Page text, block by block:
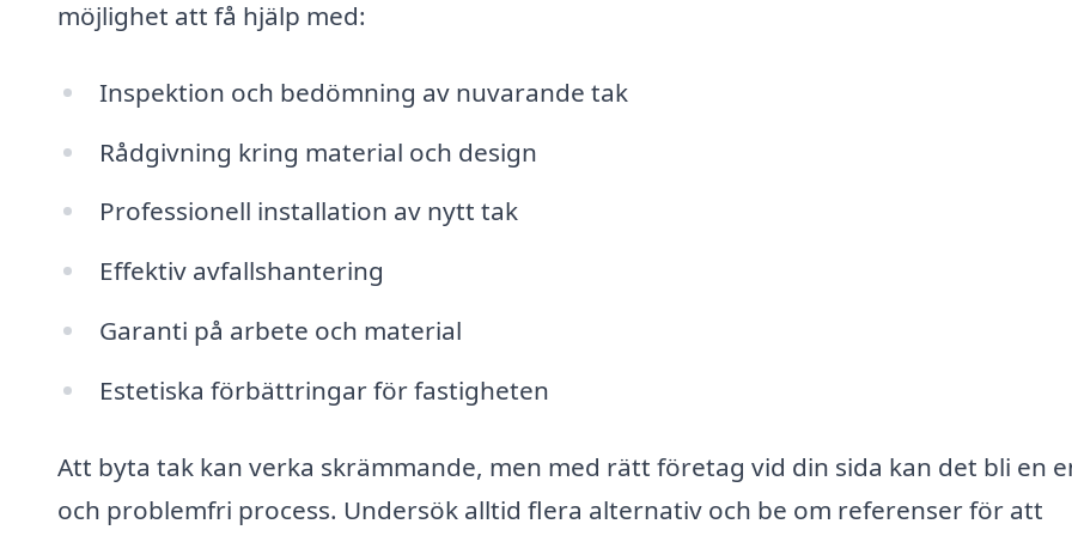
möjlighet att få hjälp med:
Inspektion och bedömning av nuvarande tak
Rådgivning kring material och design
Professionell installation av nytt tak
Effektiv avfallshantering
Garanti på arbete och material
Estetiska förbättringar för fastigheten
Att byta tak kan verka skrämmande, men med rätt företag vid din sida kan det bli en
och problemfri process. Undersök alltid flera alternativ och be om referenser för att